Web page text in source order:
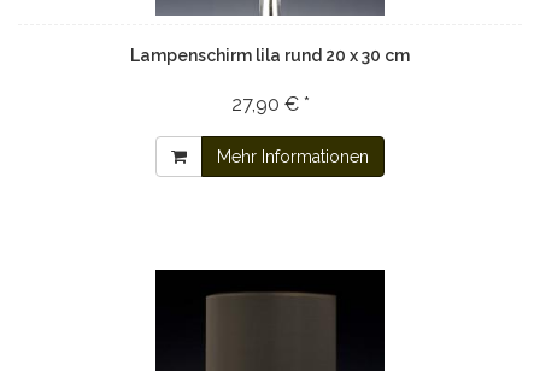
Lampenschirm lila rund 20 x 30 cm
27,90 € *
Mehr Informationen